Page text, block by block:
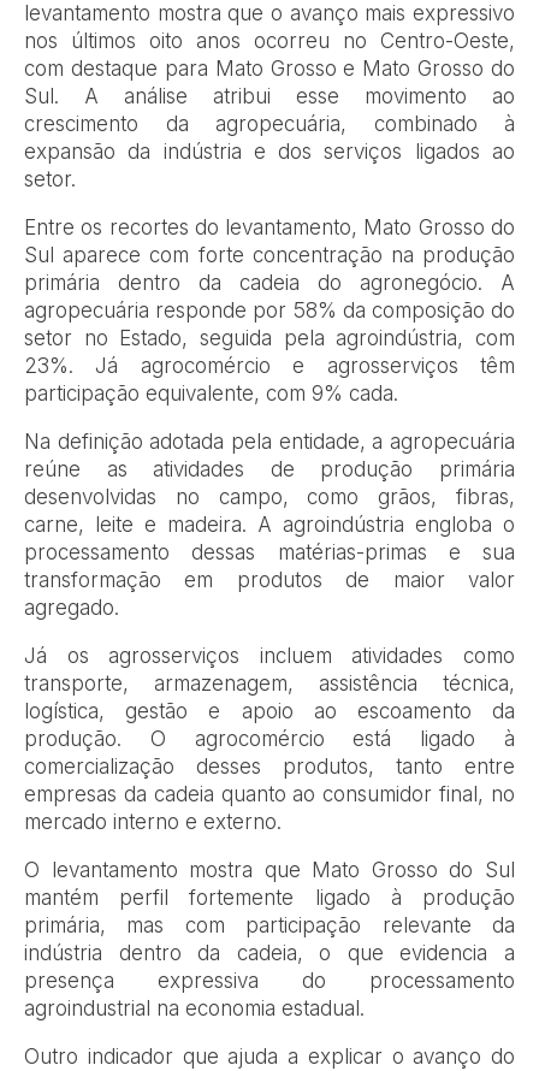
levantamento mostra que o avanço mais expressivo
nos últimos oito anos ocorreu no Centro-Oeste,
com destaque para Mato Grosso e Mato Grosso do
Sul. A análise atribui esse movimento ao
crescimento da agropecuária, combinado à
expansão da indústria e dos serviços ligados ao
setor.
Entre os recortes do levantamento, Mato Grosso do
Sul aparece com forte concentração na produção
primária dentro da cadeia do agronegócio. A
agropecuária responde por 58% da composição do
setor no Estado, seguida pela agroindústria, com
23%. Já agrocomércio e agrosserviços têm
participação equivalente, com 9% cada.
Na definição adotada pela entidade, a agropecuária
reúne as atividades de produção primária
desenvolvidas no campo, como grãos, fibras,
carne, leite e madeira. A agroindústria engloba o
processamento dessas matérias-primas e sua
transformação em produtos de maior valor
agregado.
Já os agrosserviços incluem atividades como
transporte, armazenagem, assistência técnica,
logística, gestão e apoio ao escoamento da
produção. O agrocomércio está ligado à
comercialização desses produtos, tanto entre
empresas da cadeia quanto ao consumidor final, no
mercado interno e externo.
O levantamento mostra que Mato Grosso do Sul
mantém perfil fortemente ligado à produção
primária, mas com participação relevante da
indústria dentro da cadeia, o que evidencia a
presença expressiva do processamento
agroindustrial na economia estadual.
Outro indicador que ajuda a explicar o avanço do